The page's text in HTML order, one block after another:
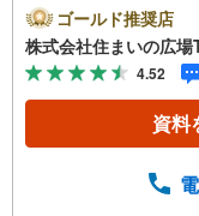
うかで、日々
も方角によっ
は中古一戸建
ゴールド推奨店
株式会社住まいの広場
4.52
資料